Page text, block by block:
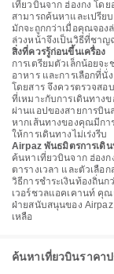
เที่ยวบินจาก ฮ่องกง โด
สามารถค้นหาและเปรีย
มักจะถูกกว่าเมื่อคุณจอง
ล่วงหน้าจึงเป็นวิธีที่ชาญ
สิ่งที่ควรรู้ก่อนขึ้นเครื่อง
การเตรียมตัวเล็กน้อยจ
อาหาร และการเลือกที่
โดยสาร จึงควรตรวจสอ
ที่เหมาะกับการเดินทาง
ผ่านแอปของสายการบิน
หากเส้นทางของคุณมีการ
ให้การเดินทางไม่เร่งรีบ
Airpaz พันธมิตรการเดิ
ค้นหาเที่ยวบินจาก ฮ่องก
ตารางเวลา และตัวเลือ
วิธีการชำระเงินท้องถิ่น
เวอร์ชวลแอคเคานท์ คุ
ฝ่ายสนับสนุนของ
เหลือ
ค้นหาเที่ยวบินราคา